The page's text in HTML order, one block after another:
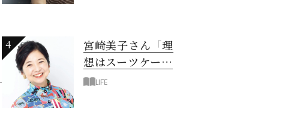
4
宮崎美子さん「理
想はスーツケース
一つでどこへでも
LIFE